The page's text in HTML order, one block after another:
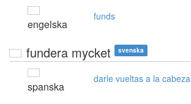
engelska
funds
fundera mycket svenska
spanska
darle vueltas a la cabeza